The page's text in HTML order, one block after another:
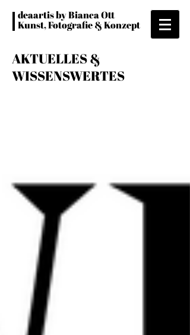
deaartis by Bianca Ott
Kunst, Fotografie & Konzept
AKTUELLES &
WISSENSWERTES